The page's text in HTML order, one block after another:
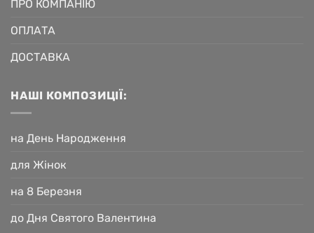
ПРО КОМПАНІЮ
ОПЛАТА
ДОСТАВКА
НАШІ КОМПОЗИЦІЇ:
на День Народження
для Жінок
на 8 Березня
до Дня Святого Валентина